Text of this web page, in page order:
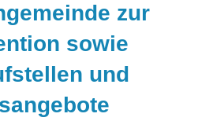
zur
sowie
und